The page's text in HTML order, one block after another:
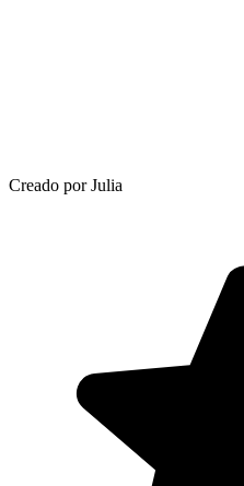
Creado por Julia